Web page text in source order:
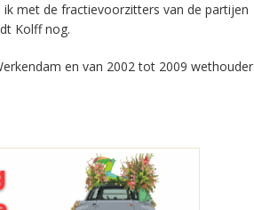
met de fractievoorzitters van de partijen
Kolff nog.
en van 2002 tot 2009 wethouder